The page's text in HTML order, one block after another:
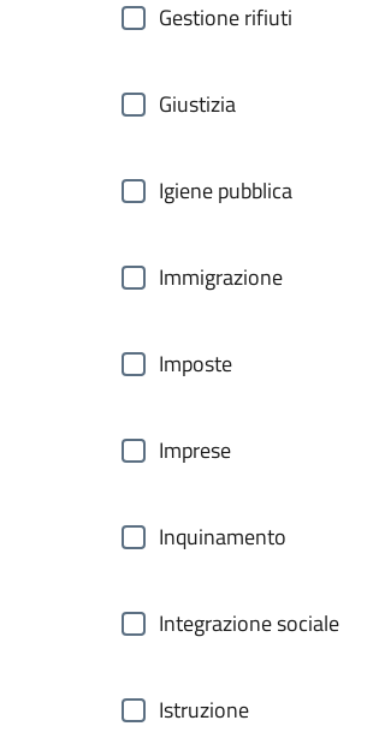
Gestione rifiuti
Giustizia
Igiene pubblica
Immigrazione
Imposte
Imprese
Inquinamento
Integrazione sociale
Istruzione